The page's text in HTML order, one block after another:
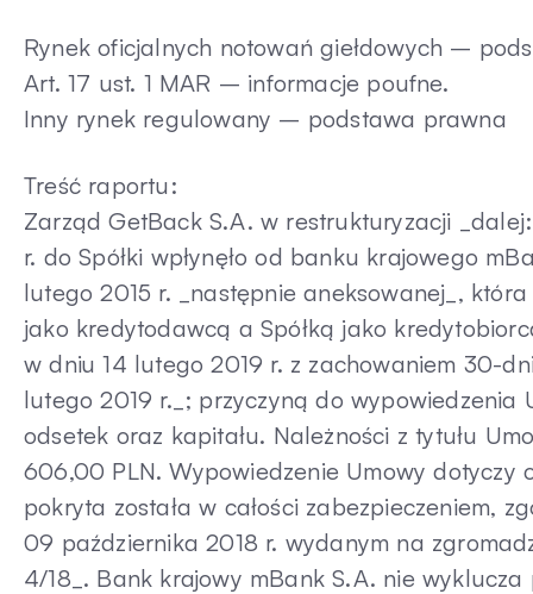
Rynek oficjalnych notowań giełdowych –
Art. 17 ust. 1 MAR – informacje poufne.
Inny rynek regulowany – podstawa prawna
Treść raportu:
Zarząd GetBack S.A. w restrukturyzacji
r. do Spółki wpłynęło od banku krajowego
lutego 2015 r. _następnie aneksowanej_,
jako kredytodawcą a Spółką jako
w dniu 14 lutego 2019 r. z zachowaniem 30-
lutego 2019 r._; przyczyną do wypowiedzenia
odsetek oraz kapitału. Należności z tytułu
606,00 PLN. Wypowiedzenie Umowy
pokryta została w całości zabezpieczeniem,
09 października 2018 r. wydanym na
4/18_. Bank krajowy mBank S.A. nie